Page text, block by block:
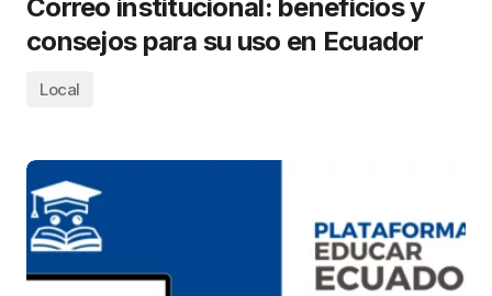
Correo institucional: beneficios y
consejos para su uso en Ecuador
Local